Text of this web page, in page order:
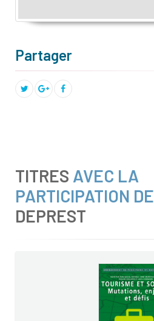
Partager
TITRES AVEC LA
PARTICIPATION DE
DEPREST